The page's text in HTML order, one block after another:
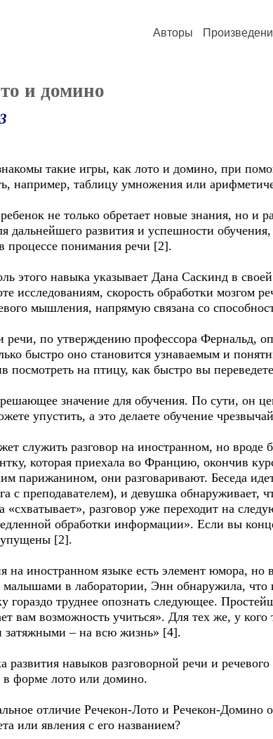
Авторы
и домино
такие игры, как лото и домино, при
например, таблицу умножения или
не только обретает новые знания, но
дальнейшего развития и успешности
процессе понимания речи [2].
этого навыка указывает Дана Саскинд в
исследованиям, скорость обработки
мышления, напрямую связана со
речи, по утверждению профессора Фернальд,
быстро оно становится узнаваемым и
посмотреть на птицу, как быстро вы
значение для обучения. По сути, он
упустить, а это делаете обучение
служить разговор на иностранном, но
которая приехала во Францию, окончив
парижанином, они разговаривают. Беседа
с преподавателем), и девушка обнаруживает,
«схватывает», разговор уже переходит на
обработки информации». Если вы
[2].
на иностранном языке есть элемент юмора, но
в лаборатории, Энн обнаружила, что
гораздо труднее опознать следующее.
вам возможность учиться». Для тех же, у
затяжными – на всю жизнь» [4].
развития навыков разговорной речи и
в форме лото или домино.
отличие Речекон-Лото и Речекон-Домино
или явления с его названием?